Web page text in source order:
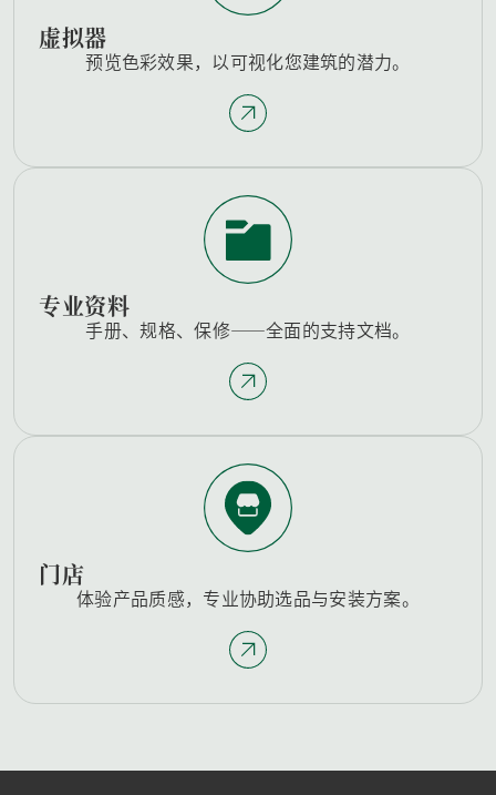
虚拟器
预览色彩效果，以可视化您建筑的潜力。
专业资料
手册、规格、保修——全面的支持文档。
门店
体验产品质感，专业协助选品与安装方案。